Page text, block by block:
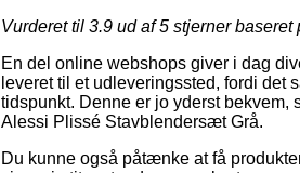
Vurderet til 3.9 ud af 5 stjerner baseret
En del online webshops giver i dag
leveret til et udleveringssted, fordi det
tidspunkt. Denne er jo yderst
Alessi Plissé Stavblendersæt Grå.
Du kunne også påtænke at få